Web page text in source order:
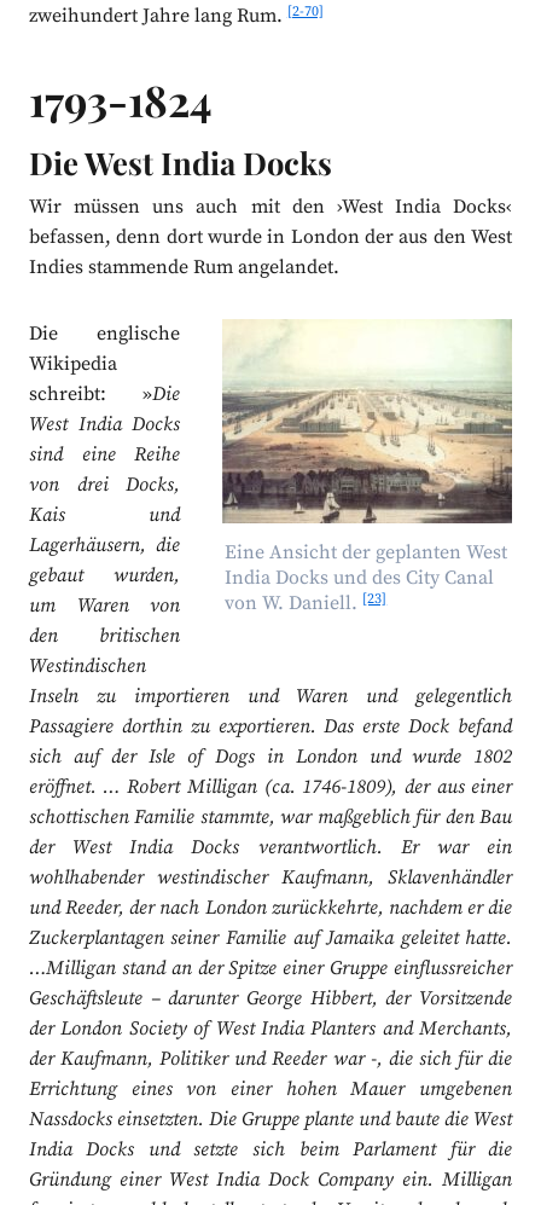
zweihundert Jahre lang Rum.[2-70]
1793-1824
Die West India Docks
Wir müssen uns auch mit den ›West India Docks‹
befassen, denn dort wurde in London der aus den West
Indies stammende Rum angelandet.
Eine Ansicht der geplanten West
India Docks und des City Canal
von W. Daniell. [23]
Die englische
Wikipedia
schreibt: »Die
West India Docks
sind eine Reihe
von drei Docks,
Kais und
Lagerhäusern, die
gebaut wurden,
um Waren von
den britischen
Westindischen
Inseln zu importieren und Waren und gelegentlich
Passagiere dorthin zu exportieren. Das erste Dock befand
sich auf der Isle of Dogs in London und wurde 1802
eröffnet. … Robert Milligan (ca. 1746-1809), der aus einer
schottischen Familie stammte, war maßgeblich für den Bau
der West India Docks verantwortlich. Er war ein
wohlhabender westindischer Kaufmann, Sklavenhändler
und Reeder, der nach London zurückkehrte, nachdem er die
Zuckerplantagen seiner Familie auf Jamaika geleitet hatte.
…Milligan stand an der Spitze einer Gruppe einflussreicher
Geschäftsleute – darunter George Hibbert, der Vorsitzende
der London Society of West India Planters and Merchants,
der Kaufmann, Politiker und Reeder war -, die sich für die
Errichtung eines von einer hohen Mauer umgebenen
Nassdocks einsetzten. Die Gruppe plante und baute die West
India Docks und setzte sich beim Parlament für die
Gründung einer West India Dock Company ein. Milligan